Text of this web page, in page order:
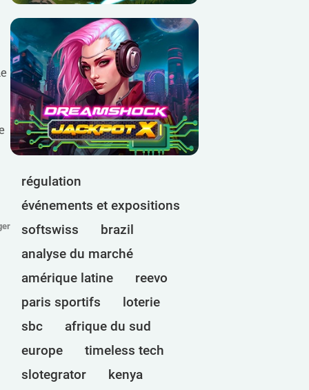
régulation
événements et expositions
softswiss
brazil
analyse du marché
amérique latine
reevo
paris sportifs
loterie
sbc
afrique du sud
europe
timeless tech
slotegrator
kenya